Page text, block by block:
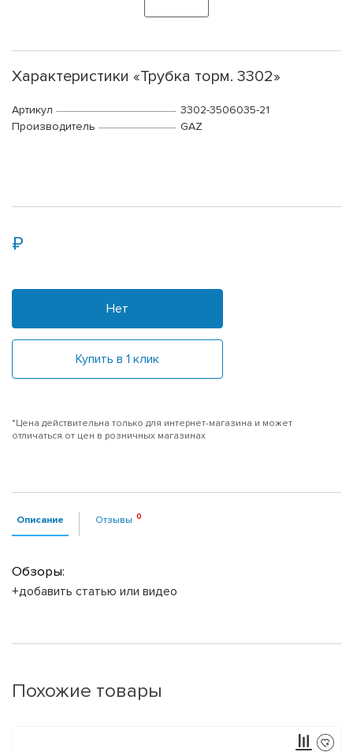
Характеристики «Трубка торм. 3302»
Артикул
3302-3506035-21
Производитель
GAZ
Нет
Купить в 1 клик
*Цена действительна только для интернет-магазина и может
отличаться от цен в розничных магазинах
Описание Отзывы
Обзоры:
+добавить статью или видео
Похожие товары